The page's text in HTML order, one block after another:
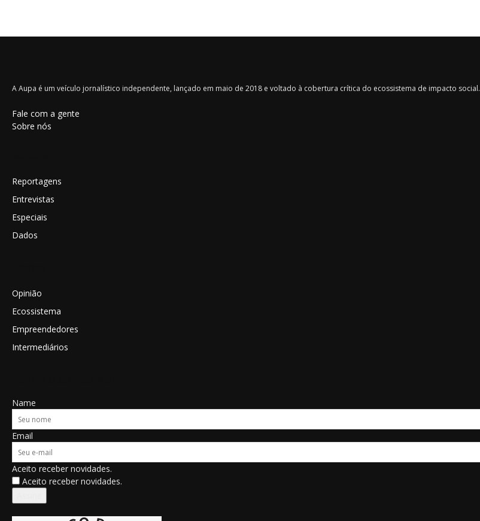
A Aupa é um veículo jornalístico independente, lançado em maio de 2018 e voltado à cobertura crítica do ecossistema de impacto social.
Fale com a gente
Sobre nós
Reportagens
Entrevistas
Especiais
Dados
Opinião
Ecossistema
Empreendedores
Intermediários
Name
Email
Aceito receber novidades.
Aceito receber novidades.